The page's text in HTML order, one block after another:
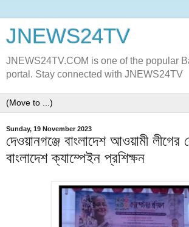
JNEWS24TV
JNEWS24TV.COM is one of the popular
portal. Stay connected with JNEWS24TV
Sunday, 19 November 2023
দেওয়ানগঞ্জে বাংলাদেশ আওয়ামী লীগের
বাংলাদেশ ক্যাম্পেইন প্রশিক্ষন